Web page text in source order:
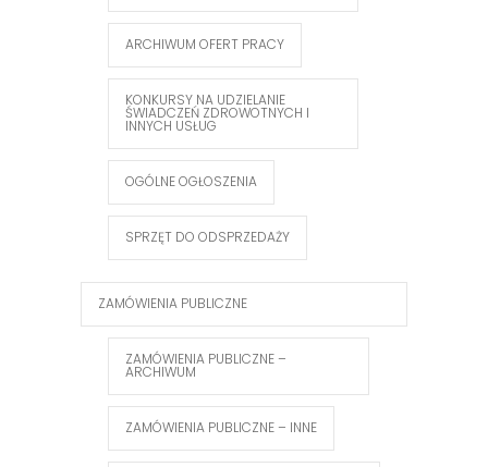
ARCHIWUM OFERT PRACY
KONKURSY NA UDZIELANIE
ŚWIADCZEŃ ZDROWOTNYCH I
INNYCH USŁUG
OGÓLNE OGŁOSZENIA
SPRZĘT DO ODSPRZEDAŻY
ZAMÓWIENIA PUBLICZNE
ZAMÓWIENIA PUBLICZNE –
ARCHIWUM
ZAMÓWIENIA PUBLICZNE – INNE